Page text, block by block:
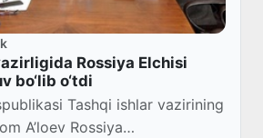
Rossiya Elchisi
bo‘lib o‘tdi
Tashqi ishlar vazirining
A’loev Rossiya